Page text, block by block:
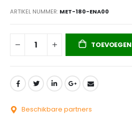
ARTIKEL NUMMER MET-180-ENA00
TOEVOEGEN
Beschikbare partners